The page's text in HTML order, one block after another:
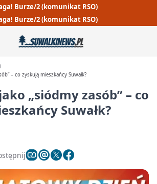
Burze/2 (komunikat RSO)
Burze/2 (komunikat RSO)
– co zyskują mieszkańcy Suwałk?
„siódmy zasób” – co
Suwałk?